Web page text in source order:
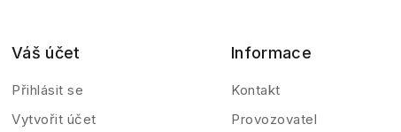
Váš účet
Přihlásit se
Vytvořit účet
Informace
Kontakt
Provozovatel